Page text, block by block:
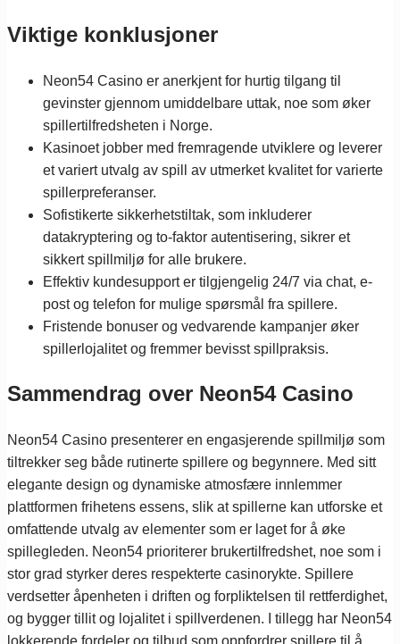
Viktige konklusjoner
Neon54 Casino er anerkjent for hurtig tilgang til
gevinster gjennom umiddelbare uttak, noe som øker
spillertilfredsheten i Norge.
Kasinoet jobber med fremragende utviklere og leverer
et variert utvalg av spill av utmerket kvalitet for varierte
spillerpreferanser.
Sofistikerte sikkerhetstiltak, som inkluderer
datakryptering og to-faktor autentisering, sikrer et
sikkert spillmiljø for alle brukere.
Effektiv kundesupport er tilgjengelig 24/7 via chat, e-
post og telefon for mulige spørsmål fra spillere.
Fristende bonuser og vedvarende kampanjer øker
spillerlojalitet og fremmer bevisst spillpraksis.
Sammendrag over Neon54 Casino
Neon54 Casino presenterer en engasjerende spillmiljø som
tiltrekker seg både rutinerte spillere og begynnere. Med sitt
elegante design og dynamiske atmosfære innlemmer
plattformen frihetens essens, slik at spillerne kan utforske et
omfattende utvalg av elementer som er laget for å øke
spillegleden. Neon54 prioriterer brukertilfredshet, noe som i
stor grad styrker deres respekterte casinorykte. Spillere
verdsetter åpenheten i driften og forpliktelsen til rettferdighet,
og bygger tillit og lojalitet i spillverdenen. I tillegg har Neon54